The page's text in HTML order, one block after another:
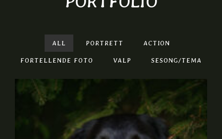
ALL PORTRETT ACTION
FORTELLENDE FOTO VALP SESONG/TEMA